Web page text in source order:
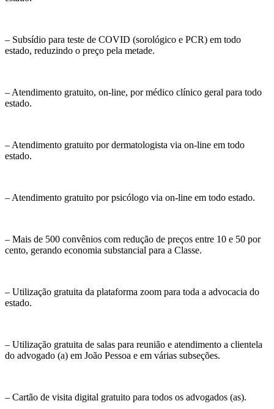
– Subsídio para teste de COVID (sorológico e PCR) em todo
estado, reduzindo o preço pela metade.
– Atendimento gratuito, on-line, por médico clínico geral para todo
estado.
– Atendimento gratuito por dermatologista via on-line em todo
estado.
– Atendimento gratuito por psicólogo via on-line em todo estado.
– Mais de 500 convênios com redução de preços entre 10 e 50 por
cento, gerando economia substancial para a Classe.
– Utilização gratuita da plataforma zoom para toda a advocacia do
estado.
– Utilização gratuita de salas para reunião e atendimento a clientela
do advogado (a) em João Pessoa e em várias subseções.
– Cartão de visita digital gratuito para todos os advogados (as).